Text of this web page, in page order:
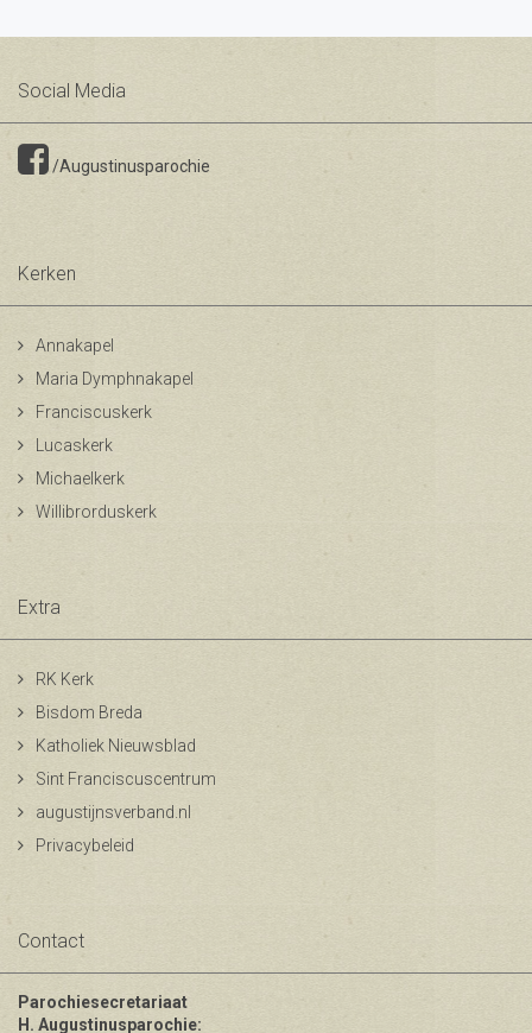
Social Media
/Augustinusparochie
Kerken
Annakapel
Maria Dymphnakapel
Franciscuskerk
Lucaskerk
Michaelkerk
Willibrorduskerk
Extra
RK Kerk
Bisdom Breda
Katholiek Nieuwsblad
Sint Franciscuscentrum
augustijnsverband.nl
Privacybeleid
Contact
Parochiesecretariaat
H. Augustinusparochie: